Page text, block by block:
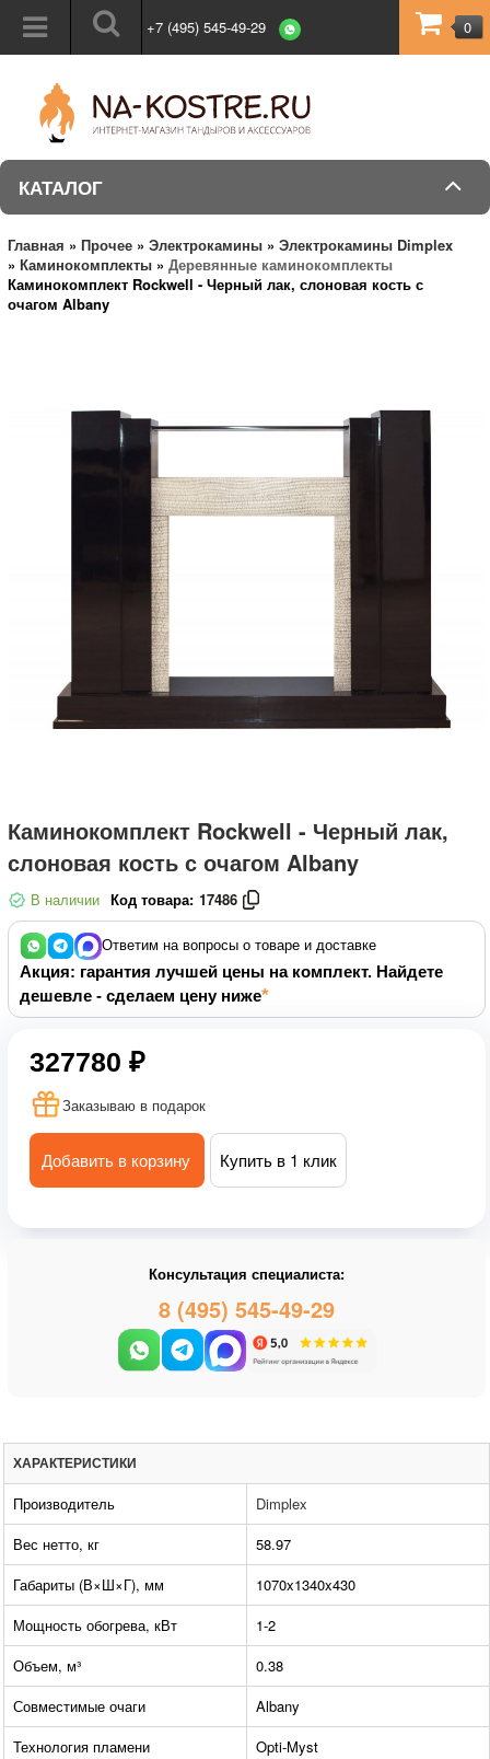
+7 (495) 545-49-29 0
КАТАЛОГ
Главная » Прочее » Электрокамины » Электрокамины Dimplex
» Каминокомплекты » Деревянные каминокомплекты
Каминокомплект Rockwell - Черный лак, слоновая кость с
очагом Albany
Каминокомплект Rockwell - Черный лак,
слоновая кость с очагом Albany
В наличии Код товара: 17486
Ответим на вопросы о товаре и доставке
Акция: гарантия лучшей цены на комплект. Найдете
дешевле - сделаем цену ниже
327780 ₽
Заказываю в подарок
Добавить в корзину Купить в 1 клик
Консультация специалиста:
8 (495) 545-49-29
ХАРАКТЕРИСТИКИ
Производитель
Dimplex
Вес нетто, кг
58.97
Габариты (В×Ш×Г), мм
1070x1340x430
Мощность обогрева, кВт
1-2
Объем, м³
0.38
Совместимые очаги
Albany
Технология пламени
Opti-Myst